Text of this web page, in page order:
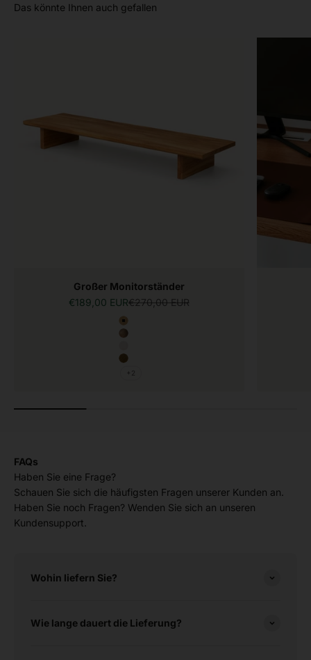
Großer Monitorständer
Angebot
€189,00 EURRegulärer Preis
€270,00 EUR
Farbe
Golden Crust
Mahogany
White Mist
Terra
+2
FAQs
Haben Sie eine Frage?
Schauen Sie sich die häufigsten Fragen unserer Kunden an.
Haben Sie noch Fragen? Wenden Sie sich an unseren
Kundensupport.
Wohin liefern Sie?
Wie lange dauert die Lieferung?